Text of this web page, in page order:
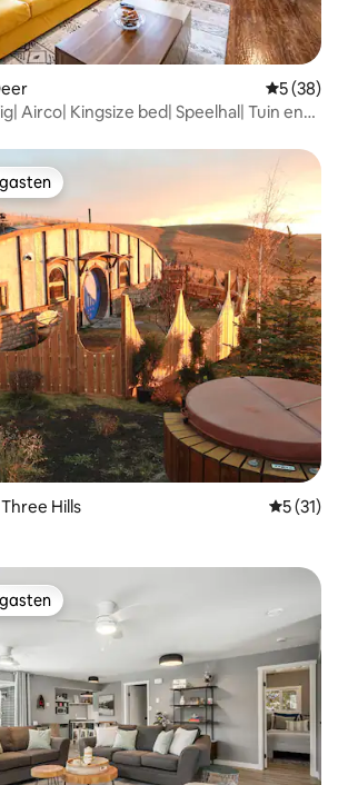
5 (38)
Airco| Kingsize bed| Speelhal| Tuin en
gasten
Hills
5 (31)
gasten